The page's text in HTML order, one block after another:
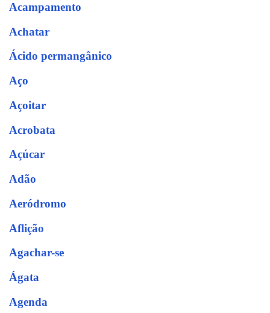
Acampamento
Achatar
Ácido permangânico
Aço
Açoitar
Acrobata
Açúcar
Adão
Aeródromo
Aflição
Agachar-se
Ágata
Agenda